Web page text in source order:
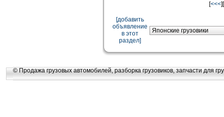
[<<<][
[добавить
объявление
в этот
раздел]
© Продажа грузовых автомобилей, разборка грузовиков, запчасти для